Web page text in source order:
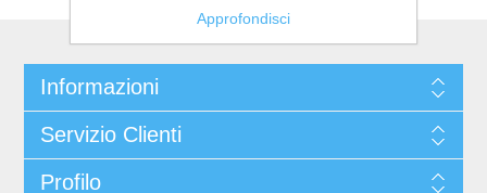
Informazioni
Servizio Clienti
Profilo
Approfondisci